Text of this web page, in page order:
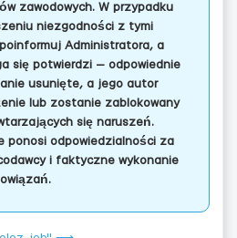
zawodowych. W przypadku
niezgodności z tymi
Administratora, a
się potwierdzi — odpowiednie
usunięte, a jego autor
lub zostanie zablokowany
się naruszeń.
ponosi odpowiedzialności za
i faktyczne wykonanie